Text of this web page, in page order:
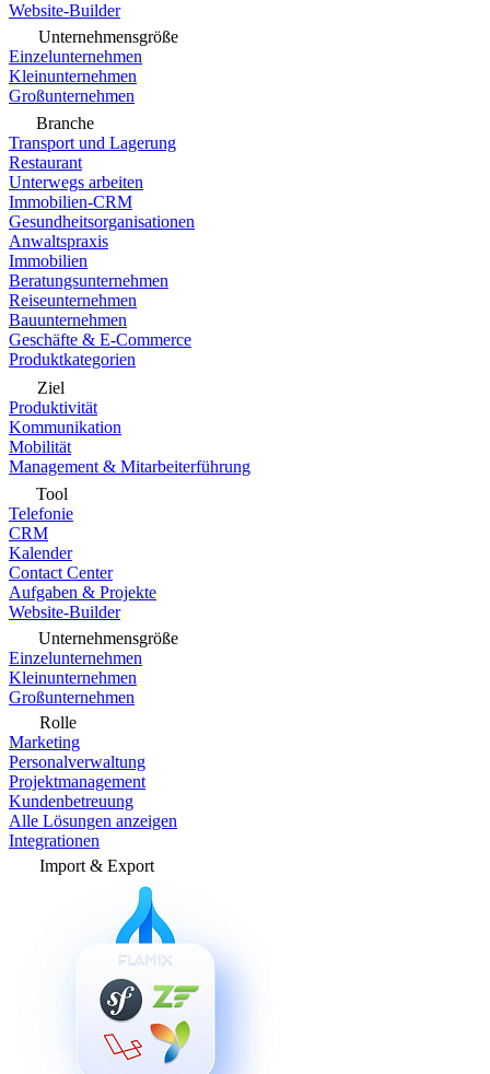
Website-Builder
Unternehmensgröße
Einzelunternehmen
Kleinunternehmen
Großunternehmen
Branche
Transport und Lagerung
Restaurant
Unterwegs arbeiten
Immobilien-CRM
Gesundheitsorganisationen
Anwaltspraxis
Immobilien
Beratungsunternehmen
Reiseunternehmen
Bauunternehmen
Geschäfte & E-Commerce
Produktkategorien
Ziel
Produktivität
Kommunikation
Mobilität
Management & Mitarbeiterführung
Tool
Telefonie
CRM
Kalender
Contact Center
Aufgaben & Projekte
Website-Builder
Unternehmensgröße
Einzelunternehmen
Kleinunternehmen
Großunternehmen
Rolle
Marketing
Personalverwaltung
Projektmanagement
Kundenbetreuung
Alle Lösungen anzeigen
Integrationen
Import & Export